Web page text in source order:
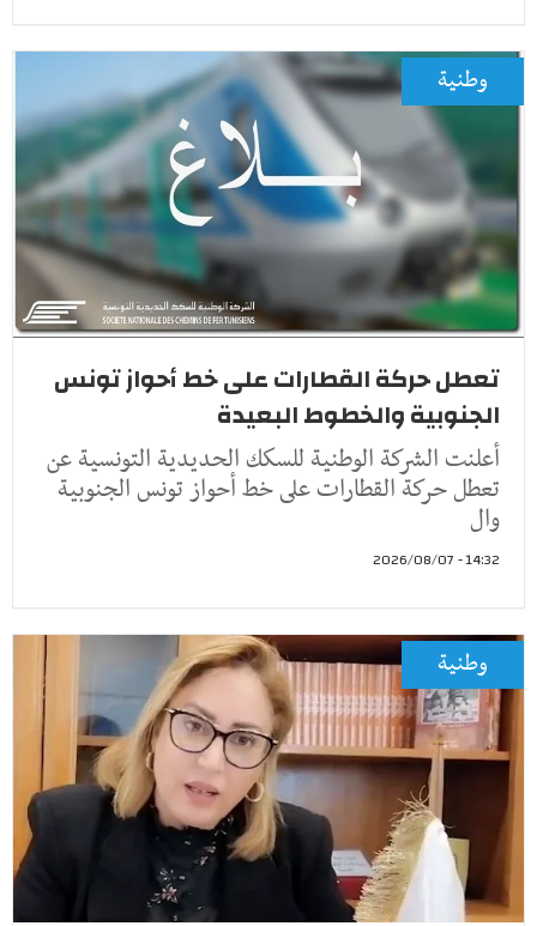
وطنية
تعطل حركة القطارات على خط أحواز تونس
الجنوبية والخطوط البعيدة
أعلنت الشركة الوطنية للسكك الحديدية التونسية عن
تعطل حركة القطارات على خط أحواز تونس الجنوبية
وال
14:32 - 2026/08/07
وطنية